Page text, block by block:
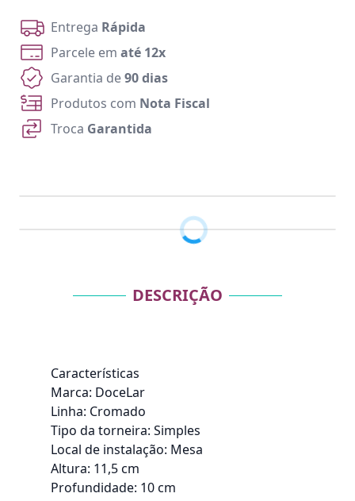
Entrega Rápida
Parcele em até 12x
Garantia de90 dias
Produtos com Nota Fiscal
Troca Garantida
DESCRIÇÃO
Características
Marca: DoceLar
Linha: Cromado
Tipo da torneira: Simples
Local de instalação: Mesa
Altura: 11,5 cm
Profundidade: 10 cm